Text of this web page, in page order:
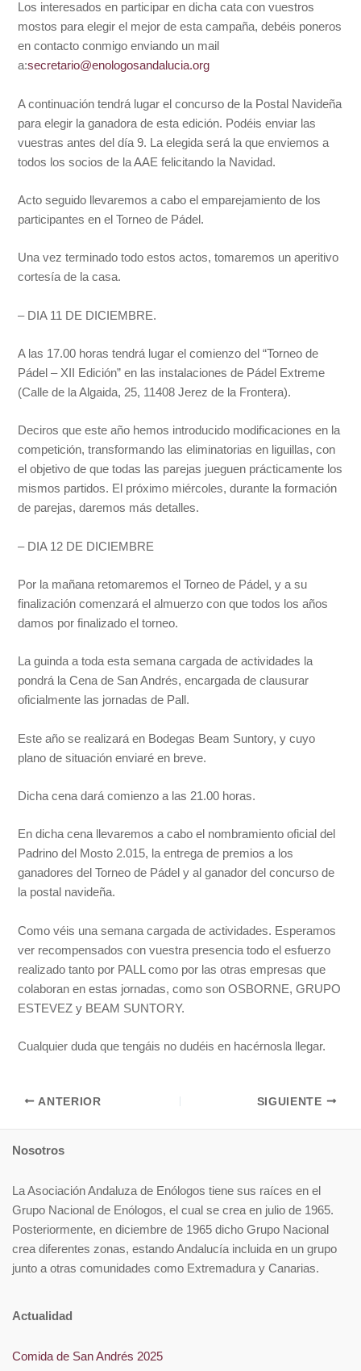
Los interesados en participar en dicha cata con vuestros
mostos para elegir el mejor de esta campaña, debéis poneros
en contacto conmigo enviando un mail
a:secretario@enologosandalucia.org
A continuación tendrá lugar el concurso de la Postal Navideña
para elegir la ganadora de esta edición. Podéis enviar las
vuestras antes del día 9. La elegida será la que enviemos a
todos los socios de la AAE felicitando la Navidad.
Acto seguido llevaremos a cabo el emparejamiento de los
participantes en el Torneo de Pádel.
Una vez terminado todo estos actos, tomaremos un aperitivo
cortesía de la casa.
– DIA 11 DE DICIEMBRE.
A las 17.00 horas tendrá lugar el comienzo del “Torneo de
Pádel – XII Edición” en las instalaciones de Pádel Extreme
(Calle de la Algaida, 25, 11408 Jerez de la Frontera).
Deciros que este año hemos introducido modificaciones en la
competición, transformando las eliminatorias en liguillas, con
el objetivo de que todas las parejas jueguen prácticamente los
mismos partidos. El próximo miércoles, durante la formación
de parejas, daremos más detalles.
– DIA 12 DE DICIEMBRE
Por la mañana retomaremos el Torneo de Pádel, y a su
finalización comenzará el almuerzo con que todos los años
damos por finalizado el torneo.
La guinda a toda esta semana cargada de actividades la
pondrá la Cena de San Andrés, encargada de clausurar
oficialmente las jornadas de Pall.
Este año se realizará en Bodegas Beam Suntory, y cuyo
plano de situación enviaré en breve.
Dicha cena dará comienzo a las 21.00 horas.
En dicha cena llevaremos a cabo el nombramiento oficial del
Padrino del Mosto 2.015, la entrega de premios a los
ganadores del Torneo de Pádel y al ganador del concurso de
la postal navideña.
Como véis una semana cargada de actividades. Esperamos
ver recompensados con vuestra presencia todo el esfuerzo
realizado tanto por PALL como por las otras empresas que
colaboran en estas jornadas, como son OSBORNE, GRUPO
ESTEVEZ y BEAM SUNTORY.
Cualquier duda que tengáis no dudéis en hacérnosla llegar.
ANTERIOR SIGUIENTE
Nosotros
La Asociación Andaluza de Enólogos tiene sus raíces en el
Grupo Nacional de Enólogos, el cual se crea en julio de 1965.
Posteriormente, en diciembre de 1965 dicho Grupo Nacional
crea diferentes zonas, estando Andalucía incluida en un grupo
junto a otras comunidades como Extremadura y Canarias.
Actualidad
Comida de San Andrés 2025